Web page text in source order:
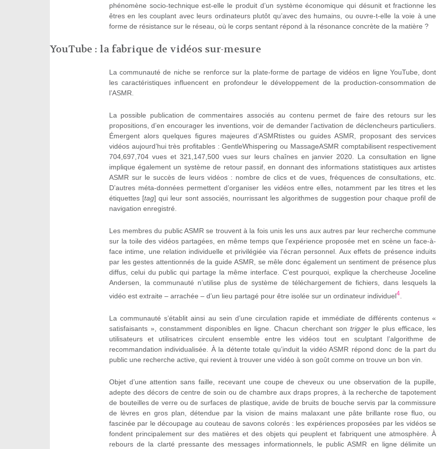
phénomène socio-technique est-elle le produit d’un système économique qui désunit et fractionne les
êtres en les couplant avec leurs ordinateurs plutôt qu’avec des humains, ou ouvre-t-elle la voie à une
forme de résistance sur le réseau, où le corps sentant répond à la résonance concrète de la matière ?
YouTube : la fabrique de vidéos sur-mesure
La communauté de niche se renforce sur la plate-forme de partage de vidéos en ligne YouTube, dont
les caractéristiques influencent en profondeur le développement de la production-consommation de
l’ASMR.
La possible publication de commentaires associés au contenu permet de faire des retours sur les
propositions, d’en encourager les inventions, voir de demander l’activation de déclencheurs particuliers.
Émergent alors quelques figures majeures d’ASMRtistes ou guides ASMR, proposant des services
vidéos aujourd’hui très profitables : GentleWhispering ou MassageASMR comptabilisent respectivement
704,697,704 vues et 321,147,500 vues sur leurs chaînes en janvier 2020. La consultation en ligne
implique également un système de retour passif, en donnant des informations statistiques aux artistes
ASMR sur le succès de leurs vidéos : nombre de clics et de vues, fréquences de consultations, etc.
D’autres méta-données permettent d’organiser les vidéos entre elles, notamment par les titres et les
étiquettes [tag] qui leur sont associés, nourrissant les algorithmes de suggestion pour chaque profil de
navigation enregistré.
Les membres du public ASMR se trouvent à la fois unis les uns aux autres par leur recherche commune
sur la toile des vidéos partagées, en même temps que l’expérience proposée met en scène un face-à-
face intime, une relation individuelle et privilégiée via l’écran personnel. Aux effets de présence induits
par les gestes attentionnés de la guide ASMR, se mêle donc également un sentiment de présence plus
diffus, celui du public qui partage la même interface. C’est pourquoi, explique la chercheuse Joceline
Andersen, la communauté n’utilise plus de système de téléchargement de fichiers, dans lesquels la
vidéo est extraite – arrachée – d’un lieu partagé pour être isolée sur un ordinateur individuel4.
La communauté s’établit ainsi au sein d’une circulation rapide et immédiate de différents contenus «
satisfaisants », constamment disponibles en ligne. Chacun cherchant sontrigger le plus efficace, les
utilisateurs et utilisatrices circulent ensemble entre les vidéos tout en sculptant l’algorithme de
recommandation individualisée. À la détente totale qu’induit la vidéo ASMR répond donc de la part du
public une recherche active, qui revient à trouver une vidéo à son goût comme on trouve un bon vin.
Objet d’une attention sans faille, recevant une coupe de cheveux ou une observation de la pupille,
adepte des décors de centre de soin ou de chambre aux draps propres, à la recherche de tapotement
de bouteilles de verre ou de surfaces de plastique, avide de bruits de bouche servis par la commissure
de lèvres en gros plan, détendue par la vision de mains malaxant une pâte brillante rose fluo, ou
fascinée par le découpage au couteau de savons colorés : les expériences proposées par les vidéos se
fondent principalement sur des matières et des objets qui peuplent et fabriquent une atmosphère. À
rebours de la clarté pressante des messages informationnels, le public ASMR en ligne délimite un